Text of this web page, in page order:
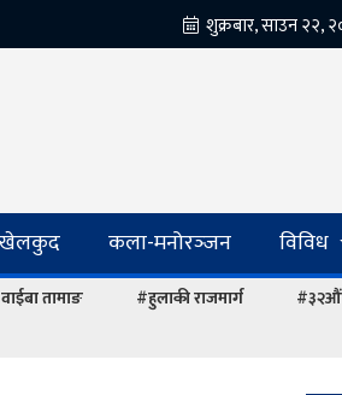
खेलकुद कला-मनोरञ्‍जन विविध
तामाङ #हुलाकी राजमार्ग #३२औं